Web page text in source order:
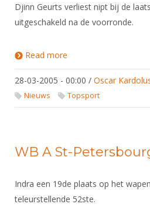
Djinn Geurts verliest nipt bij de
uitgeschakeld na de voorronde.
Read more
28-03-2005 - 00:00 / Oscar
Nieuws Topsport
WB A St-
Indra een 19de plaats op het
teleurstellende 52ste.